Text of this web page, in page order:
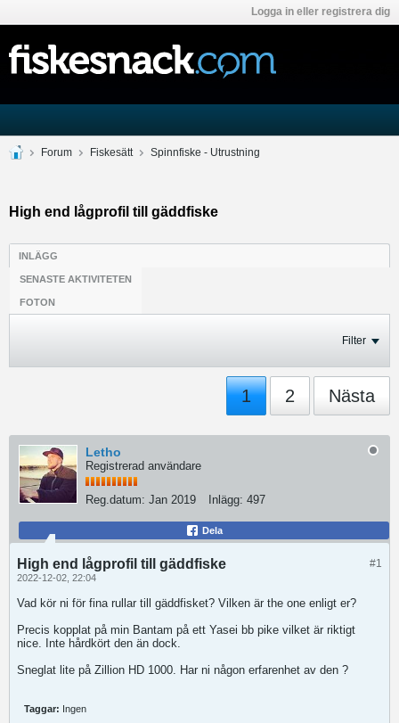
Logga in eller registrera dig
Forum Fiskesätt Spinnfiske - Utrustning
High end lågprofil till gäddfiske
INLÄGG
SENASTE AKTIVITETEN
FOTON
Filter
1 2 Nästa
Letho
Registrerad användare
Reg.datum: Jan 2019 Inlägg: 497
Dela
#1
High end lågprofil till gäddfiske
2022-12-02, 22:04
Vad kör ni för fina rullar till gäddfisket? Vilken är the one enligt er?
Precis kopplat på min Bantam på ett Yasei bb pike vilket är riktigt
nice. Inte hårdkört den än dock.
Sneglat lite på Zillion HD 1000. Har ni någon erfarenhet av den ?
Taggar: Ingen